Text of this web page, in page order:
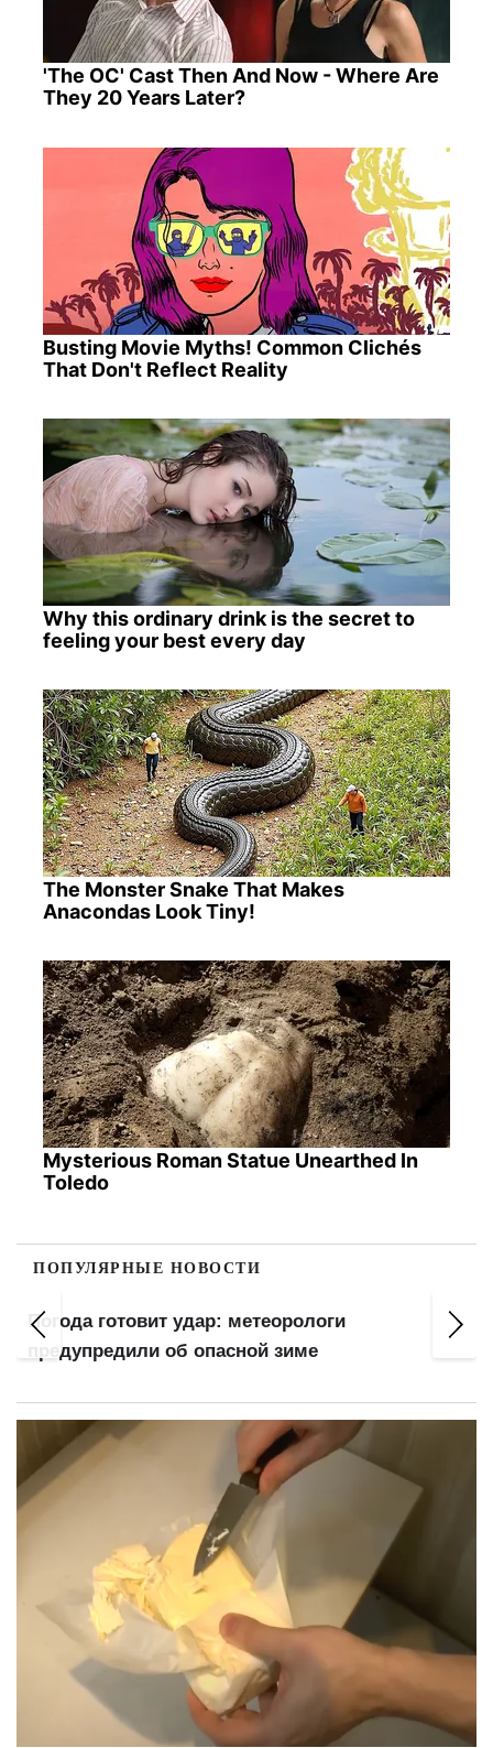
'The OC' Cast Then And Now - Where Are
They 20 Years Later?
Busting Movie Myths! Common Clichés
That Don't Reflect Reality
Why this ordinary drink is the secret to
feeling your best every day
The Monster Snake That Makes
Anacondas Look Tiny!
Mysterious Roman Statue Unearthed In
Toledo
ПОПУЛЯРНЫЕ НОВОСТИ
Погода готовит удар: метеорологи
предупредили об опасной зиме